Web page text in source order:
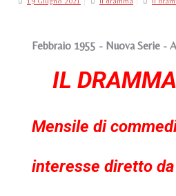
Febbraio 1955 - Nuova Serie -
IL DRAMMA
Mensile di
interesse diretto